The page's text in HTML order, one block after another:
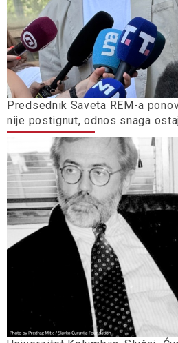
Predsednik Saveta REM-a
nije postignut, odnos snaga